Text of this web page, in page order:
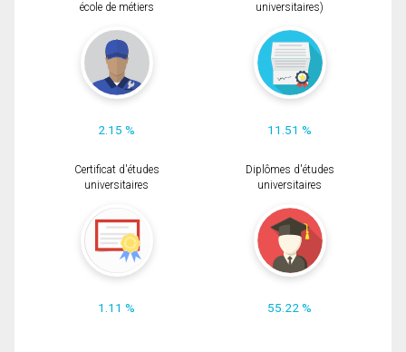
école de métiers
2.15 %
universitaires)
11.51 %
Certificat d'études
universitaires
1.11 %
Diplômes d'études
universitaires
55.22 %